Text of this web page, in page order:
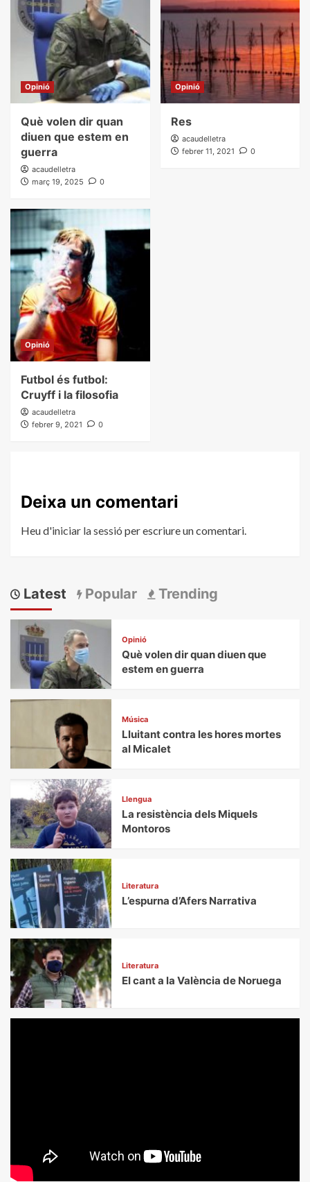
Opinió
Què volen dir quan
diuen que estem en
guerra
acaudelletra
març 19, 2025
0
Opinió
Res
acaudelletra
febrer 11, 2021
0
Opinió
Futbol és futbol:
Cruyff i la filosofia
acaudelletra
febrer 9, 2021
0
Deixa un comentari
Heu d'iniciar la sessió per escriure un comentari.
Latest Popular Trending
Opinió
Què volen dir quan diuen que
estem en guerra
Música
Lluitant contra les hores mortes
al Micalet
Llengua
La resistència dels Miquels
Montoros
Literatura
L’espurna d’Afers Narrativa
Literatura
El cant a la València de Noruega